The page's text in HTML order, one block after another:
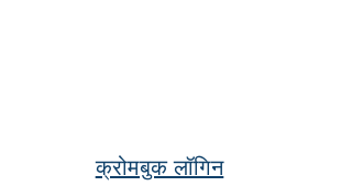
क्रोमबुक लॉगिन